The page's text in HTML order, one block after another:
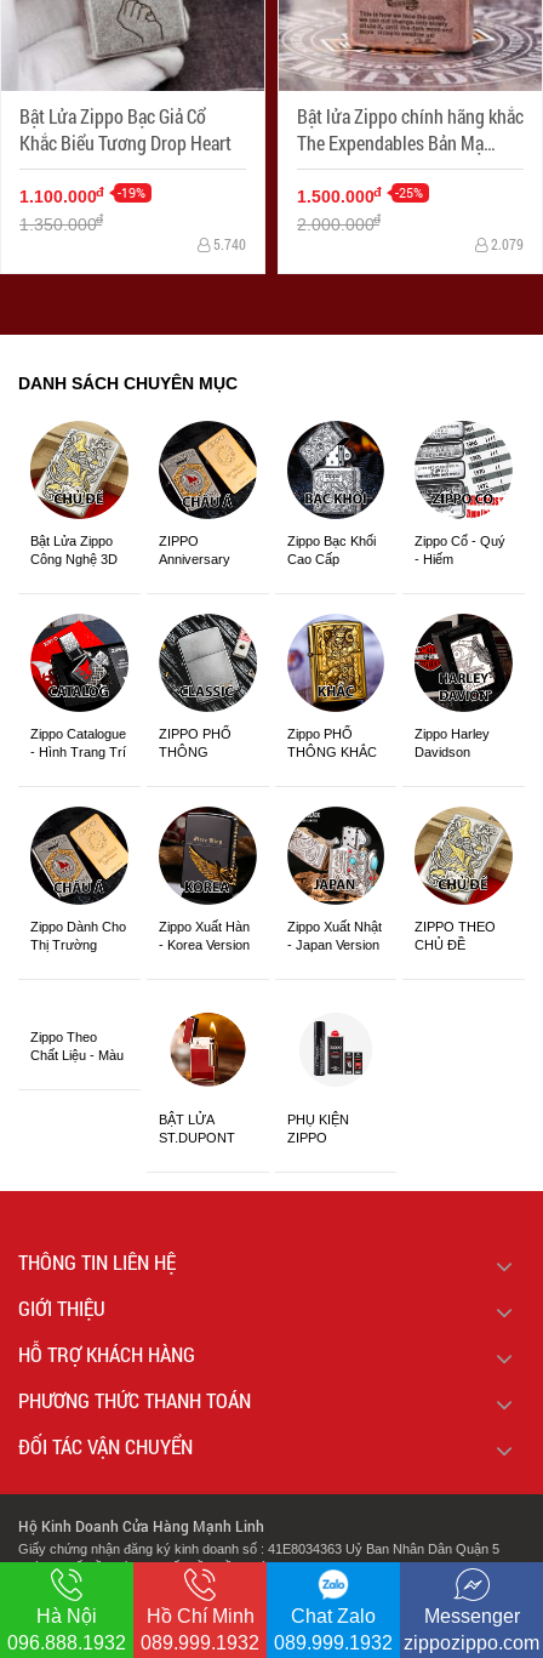
Bật Lửa Zippo Bạc Giả Cổ
Khắc Biểu Tương Drop Heart
1.100.000đ -19%
1.350.000đ
5.740
Bật lửa Zippo chính hãng khắc
The Expendables Bản Mạ
Antique Copper
1.500.000đ -25%
2.000.000đ
2.079
DANH SÁCH CHUYÊN MỤC
Bật Lửa Zippo
Công Nghệ 3D
ZIPPO
Anniversary
Zippo Bạc Khối
Cao Cấp
Zippo Cổ - Quý
- Hiếm
Zippo Catalogue
- Hình Trang Trí
ZIPPO PHỔ
THÔNG
Zippo PHỔ
THÔNG KHẮC
Zippo Harley
Davidson
Zippo Dành Cho
Thị Trường
Zippo Xuất Hàn
- Korea Version
Zippo Xuất Nhật
- Japan Version
ZIPPO THEO
CHỦ ĐỀ
Zippo Theo
Chất Liệu - Màu
BẬT LỬA
ST.DUPONT
PHỤ KIỆN
ZIPPO
THÔNG TIN LIÊN HỆ
GIỚI THIỆU
HỖ TRỢ KHÁCH HÀNG
PHƯƠNG THỨC THANH TOÁN
ĐỐI TÁC VẬN CHUYỂN
Hộ Kinh Doanh Cửa Hàng Mạnh Linh
Giấy chứng nhận đăng ký kinh doanh số : 41E8034363 Uỷ Ban Nhân Dân Quận 5
Thành Phố Hồ Chí Minh Cấp Lần Đầu Ngày : 07/02/2018.
Địa chỉ: 127 Cao Đạt Phường 1 Quận 5 Thành Phố Hồ Chí Minh
Hà Nội
096.888.1932
Hồ Chí Minh
089.999.1932
Chat Zalo
089.999.1932
Messenger
zippozippo.com